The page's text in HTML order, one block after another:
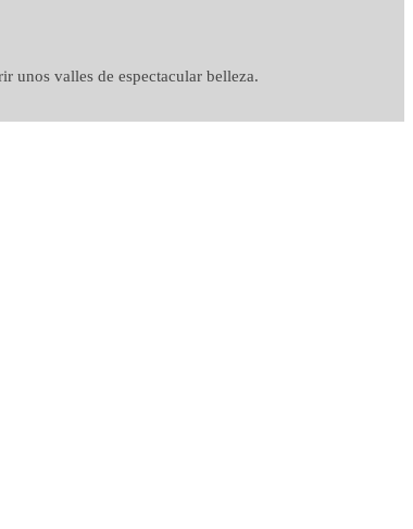
unos valles de espectacular belleza.